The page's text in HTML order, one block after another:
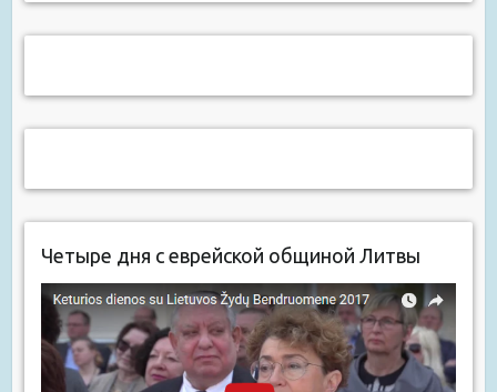
Четыре дня с еврейской общиной Литвы